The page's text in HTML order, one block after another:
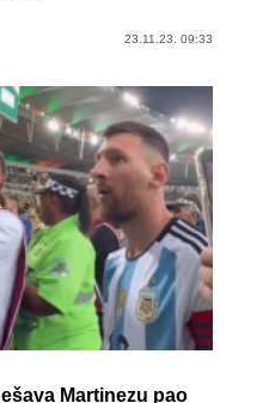
23.11.23. 09:33
Martinezu pao